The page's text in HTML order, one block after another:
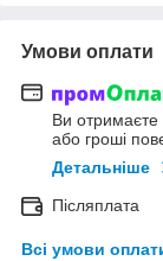
Умови оплати
Ви
або гроші
Детальніше
Післяплата
Всі умови